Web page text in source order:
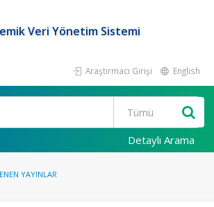
Veri Yönetim Sistemi
Araştırmacı Girişi English
Detaylı Arama
YAYINLAR